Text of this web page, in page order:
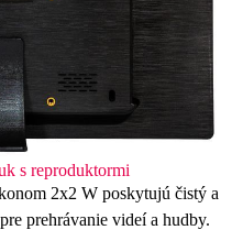
s reproduktormi
2x2 Wposkytujú čistý a
prehrávanie videí a hudby.